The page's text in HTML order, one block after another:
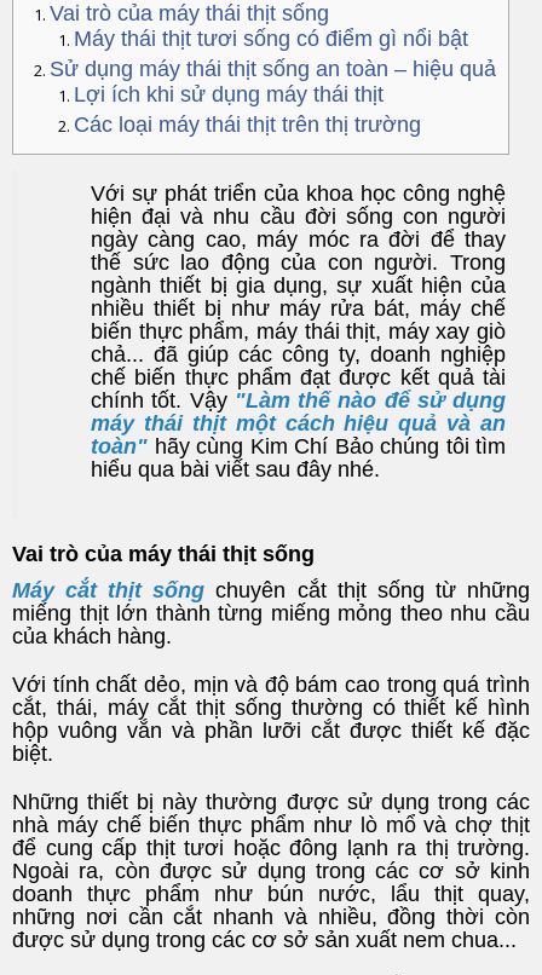
Vai trò của máy thái thịt sống
Máy thái thịt tươi sống có điểm gì nổi bật
Sử dụng máy thái thịt sống an toàn – hiệu quả
Lợi ích khi sử dụng máy thái thịt
Các loại máy thái thịt trên thị trường
Với sự phát triển của khoa học công nghệ
hiện đại và nhu cầu đời sống con người
ngày càng cao, máy móc ra đời để thay
thế sức lao động của con người. Trong
ngành thiết bị gia dụng, sự xuất hiện của
nhiều thiết bị như máy rửa bát, máy chế
biến thực phẩm, máy thái thịt, máy xay giò
chả... đã giúp các công ty, doanh nghiệp
chế biến thực phẩm đạt được kết quả tài
chính tốt. Vậy "Làm thế nào để sử dụng
máy thái thịt một cách hiệu quả và an
toàn" hãy cùng Kim Chí Bảo chúng tôi tìm
hiểu qua bài viết sau đây nhé.
Vai trò của máy thái thịt sống
Máy cắt thịt sống chuyên cắt thịt sống từ những
miếng thịt lớn thành từng miếng mỏng theo nhu cầu
của khách hàng.
Với tính chất dẻo, mịn và độ bám cao trong quá trình
cắt, thái, máy cắt thịt sống thường có thiết kế hình
hộp vuông vắn và phần lưỡi cắt được thiết kế đặc
biệt.
Những thiết bị này thường được sử dụng trong các
nhà máy chế biến thực phẩm như lò mổ và chợ thịt
để cung cấp thịt tươi hoặc đông lạnh ra thị trường.
Ngoài ra, còn được sử dụng trong các cơ sở kinh
doanh thực phẩm như bún nước, lẩu thịt quay,
những nơi cần cắt nhanh và nhiều, đồng thời còn
được sử dụng trong các cơ sở sản xuất nem chua...